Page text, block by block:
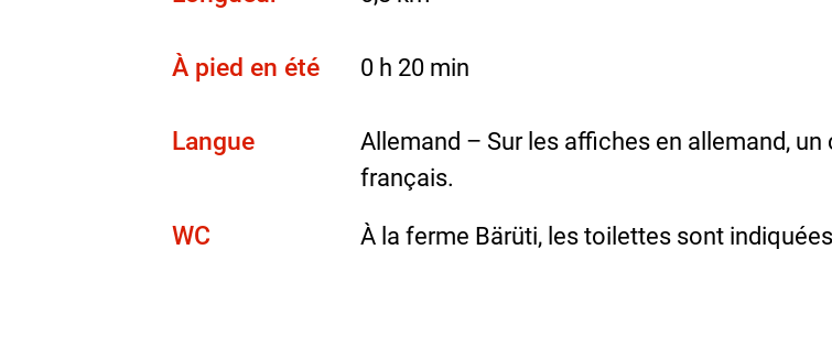
À pied en été 0 h 20 min
Langue
Allemand – Sur les affiches en allemand,
français.
WC À la ferme Bärüti, les toilettes sont